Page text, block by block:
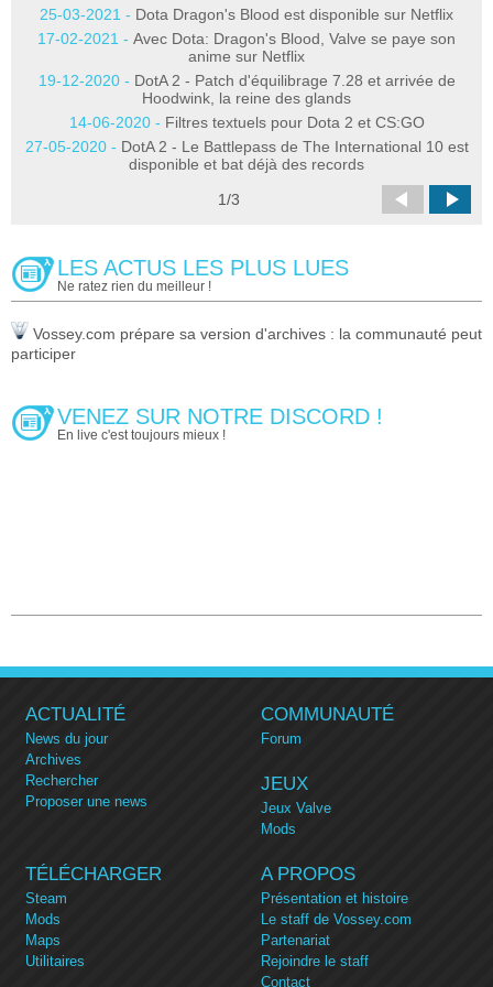
25-03-2021 - Dota Dragon's Blood est disponible sur Netflix
17-02-2021 - Avec Dota: Dragon's Blood, Valve se paye son
anime sur Netflix
19-12-2020 - DotA 2 - Patch d'équilibrage 7.28 et arrivée de
Hoodwink, la reine des glands
14-06-2020 - Filtres textuels pour Dota 2 et CS:GO
27-05-2020 - DotA 2 - Le Battlepass de The International 10 est
disponible et bat déjà des records
1/3
LES ACTUS LES PLUS LUES
Ne ratez rien du meilleur !
Vossey.com prépare sa version d'archives : la communauté peut
participer
VENEZ SUR NOTRE DISCORD !
En live c'est toujours mieux !
ACTUALITÉ
News du jour
Archives
Rechercher
Proposer une news
COMMUNAUTÉ
Forum
JEUX
Jeux Valve
Mods
TÉLÉCHARGER
Steam
Mods
Maps
Utilitaires
A PROPOS
Présentation et histoire
Le staff de Vossey.com
Partenariat
Rejoindre le staff
Contact